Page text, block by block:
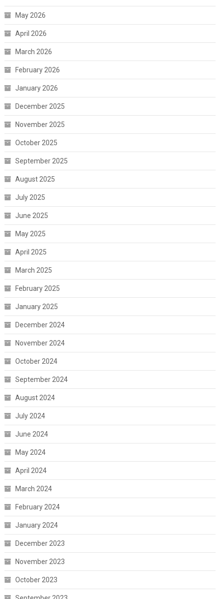
May 2026
April 2026
March 2026
February 2026
January 2026
December 2025
November 2025
October 2025
September 2025
August 2025
July 2025
June 2025
May 2025
April 2025
March 2025
February 2025
January 2025
December 2024
November 2024
October 2024
September 2024
August 2024
July 2024
June 2024
May 2024
April 2024
March 2024
February 2024
January 2024
December 2023
November 2023
October 2023